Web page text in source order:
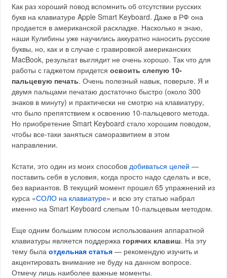
Как раз хороший повод вспомнить об отсутствии русских
букв на клавиатуре Apple Smart Keyboard. Даже в РФ она
продается в американской раскладке. Насколько я знаю,
наши Кулибины уже научились аккуратно наносить русские
буквы, но, как и в случае с гравировкой американских
MacBook, результат выглядит не очень хорошо. Так что для
работы с гаджетом придетсяосвоить слепую 10-
пальцевую печать. Очень полезный навык, поверьте. Я и
двумя пальцами печатаю достаточно быстро (около 300
знаков в минуту) и практически не смотрю на клавиатуру,
что было препятствием к освоению 10-пальцевого метода.
Но приобретение Smart Keyboard стало хорошим поводом,
чтобы все-таки заняться саморазвитием в этом
направлении.
Кстати, это один из моих способов добиваться целей —
поставить себя в условия, когда просто надо сделать и все,
без вариантов. В текущий момент прошел 65 упражнений из
курса «СОЛО на клавиатуре» и всю эту статью набрал
именно на Smart Keyboard слепым 10-пальцевым методом.
Еще одним большим плюсом использования аппаратной
клавиатуры является поддержка горячих клавиш. На эту
тему былаотдельная статья — рекомендую изучить и
акцентировать внимание не буду на данном вопросе.
Отмечу лишь наиболее важные моменты.